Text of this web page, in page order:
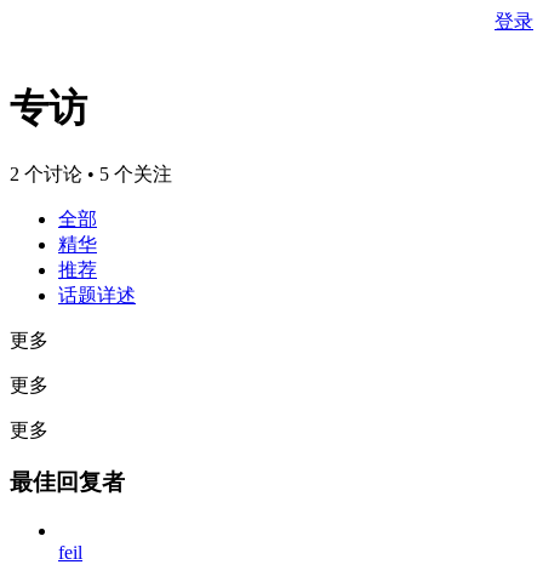
登录
专访
2 个讨论 • 5 个关注
全部
精华
推荐
话题详述
更多
更多
更多
最佳回复者
feil